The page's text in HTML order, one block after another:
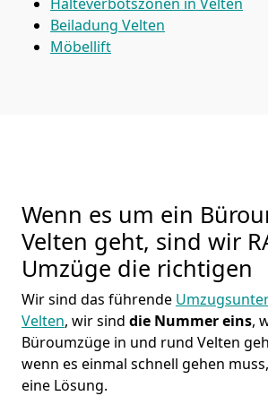
Beiladung Velten
Möbellift
Wenn es um ein
Velten geht, sind wir
Umzüge die richtigen
Wir sind das führende
Velten, wir sind die Nummer eins,
Büroumzüge in und rund Velten
wenn es einmal schnell gehen
eine Lösung.